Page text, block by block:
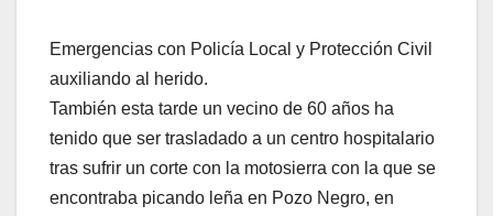
Emergencias con Policía Local y Protección Civil
auxiliando al herido.
También esta tarde un vecino de 60 años ha
tenido que ser trasladado a un centro hospitalario
tras sufrir un corte con la motosierra con la que se
encontraba picando leña en Pozo Negro, en